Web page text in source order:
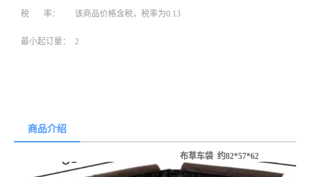
税 率： 该商品价格含税，税率为0.13
最小起订量： 2
商品介绍
布草车袋 约82*57*62